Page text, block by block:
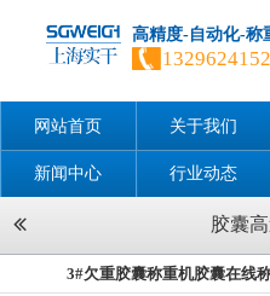
高精度-自动化-称
网站首页 关于我们
新闻中心 行业动态
胶囊
3#欠重胶囊称重机胶囊在线